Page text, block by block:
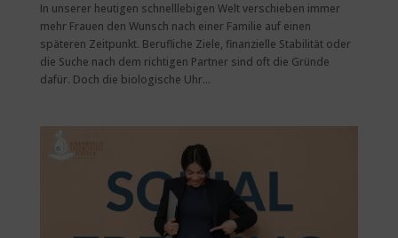
In unserer heutigen schnelllebigen Welt verschieben immer
mehr Frauen den Wunsch nach einer Familie auf einen
späteren Zeitpunkt. Berufliche Ziele, finanzielle Stabilität oder
die Suche nach dem richtigen Partner sind oft die Gründe
dafür. Doch die biologische Uhr...